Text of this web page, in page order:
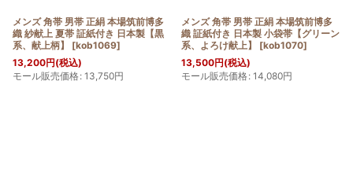
メンズ 角帯 男帯 正絹 本場筑前博多
織 紗献上 夏帯 証紙付き 日本製【黒
系、献上柄】
[kob1069]
13,200円(税込)
モール販売価格: 13,750円
メンズ 角帯 男帯 正絹 本場筑前博多
織 証紙付き 日本製 小袋帯【グリーン
系、よろけ献上】
[kob1070]
13,500円(税込)
モール販売価格: 14,080円